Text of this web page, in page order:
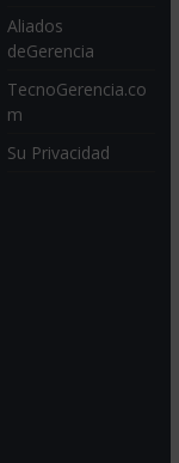
Aliados
deGerencia
TecnoGerencia.co
m
Su Privacidad